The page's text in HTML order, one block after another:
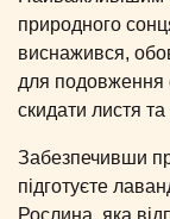
природного
виснажився,
для подовження
скидати листя та
Забезпечивши
підготуєте
Рослина, яка